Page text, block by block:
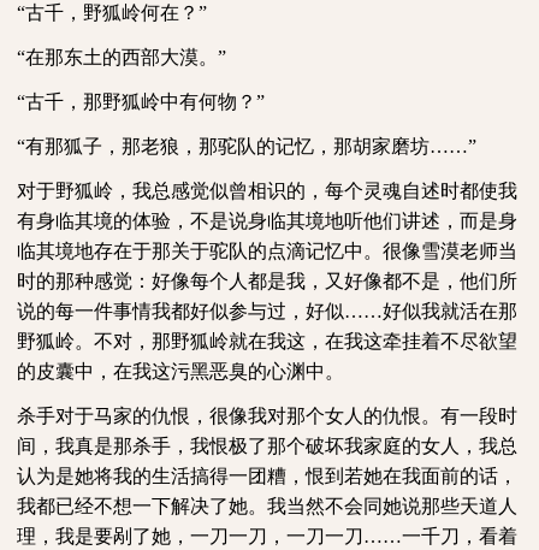
“古千，野狐岭何在？”
“在那东土的西部大漠。”
“古千，那野狐岭中有何物？”
“有那狐子，那老狼，那驼队的记忆，那胡家磨坊……”
对于野狐岭，我总感觉似曾相识的，每个灵魂自述时都使我
有身临其境的体验，不是说身临其境地听他们讲述，而是身
临其境地存在于那关于驼队的点滴记忆中。很像雪漠老师当
时的那种感觉：好像每个人都是我，又好像都不是，他们所
说的每一件事情我都好似参与过，好似……好似我就活在那
野狐岭。不对，那野狐岭就在我这，在我这牵挂着不尽欲望
的皮囊中，在我这污黑恶臭的心渊中。
杀手对于马家的仇恨，很像我对那个女人的仇恨。有一段时
间，我真是那杀手，我恨极了那个破坏我家庭的女人，我总
认为是她将我的生活搞得一团糟，恨到若她在我面前的话，
我都已经不想一下解决了她。我当然不会同她说那些天道人
理，我是要剐了她，一刀一刀，一刀一刀……一千刀，看着